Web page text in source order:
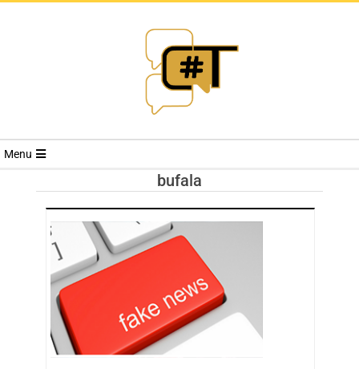
RIVISTA
TRENDS
Menu
bufala